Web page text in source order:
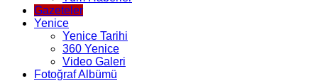
Gazeteler
Yenice
Yenice Tarihi
360 Yenice
Video Galeri
Fotoğraf Albümü